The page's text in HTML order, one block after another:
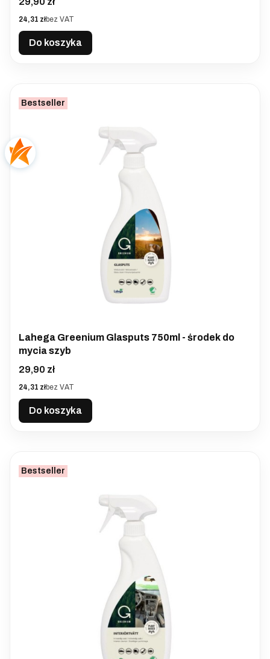
Cena
24,31 złbez VAT
Do koszyka
Bestseller
Lahega Greenium Glasputs 750ml - środek do
mycia szyb
Cena
29,90 zł
Cena
24,31 złbez VAT
Do koszyka
Bestseller